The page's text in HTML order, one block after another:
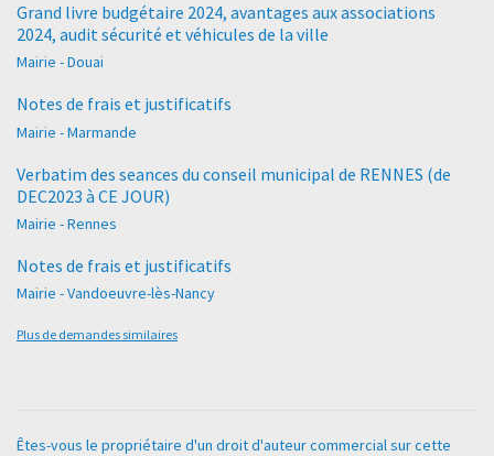
Grand livre budgétaire 2024, avantages aux associations
2024, audit sécurité et véhicules de la ville
Mairie - Douai
Notes de frais et justificatifs
Mairie - Marmande
Verbatim des seances du conseil municipal de RENNES (de
DEC2023 à CE JOUR)
Mairie - Rennes
Notes de frais et justificatifs
Mairie - Vandoeuvre-lès-Nancy
Plus de demandes similaires
Êtes-vous le propriétaire d'un droit d'auteur commercial sur cette